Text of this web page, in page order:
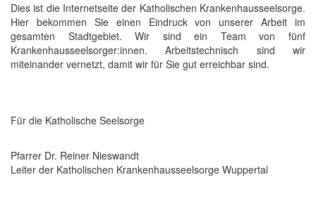
Dies ist die Internetseite der Katholischen Krankenhausseelsorge.
Hier bekommen Sie einen Eindruck von unserer Arbeit im
gesamten Stadtgebiet. Wir sind ein Team von fünf
Krankenhausseelsorger:innen. Arbeitstechnisch sind wir
miteinander vernetzt, damit wir für Sie gut erreichbar sind.
Für die Katholische Seelsorge
Pfarrer Dr. Reiner Nieswandt
Leiter der Katholischen Krankenhausseelsorge Wuppertal